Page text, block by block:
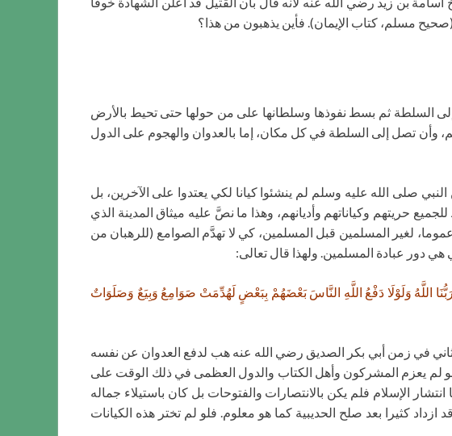
مسلم، كتاب الإيمان). فأين يذهبون من هذا؟
إلى السلطة ثم بسط نفوذها وسلطانها على من حولها حتى تحيط بالأرض
وأن تصل إلى السلطة في كل مكان، إما بالعدوان والهجوم على الدول
صلى الله عليه وسلم لم ينشئوا كيانا لكي يعتدوا على الآخرين، بل
حريتهم وكياناتهم وأديانهم، وهذا ما نصَّ عليه ميثاق المدينة الذي
عموما، لغير المسلمين قبل المسلمين، كي لا تهدَّم الصوامع (للرهبان من
هي دور عبادة المسلمين. ولهذا قال تعالى:
اللَّهُ وَلَوْلَا دَفْعُ اللَّهِ النَّاسَ بَعْضَهُمْ بِبَعْضٍ لَهُدِّمَتْ صَوَامِعُ وَبِيَعٌ وَصَلَوَاتٌ
في زمن أبي بكر الصديق رضي الله عنه هب لدفع العدوان عن نفسه
لم يعزم المشركون وأهل الكتاب والدول العظمى في ذلك الوقت على
الإسلام فلم يكن بالانتصارات والفتوحات بل كان باستيلاء جماله
كثيرا بعد صلح الحديبية كما هو معلوم. فلو لم تختر هذه الكيانات